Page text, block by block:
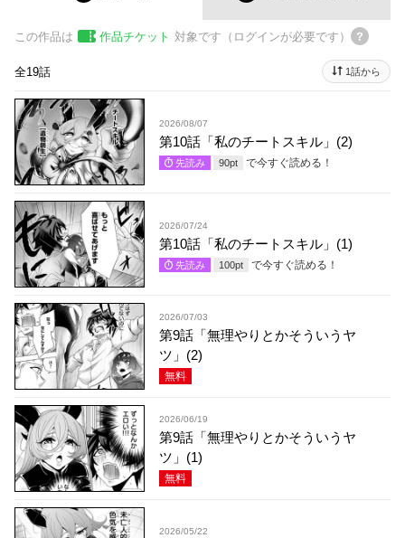
この作品は 作品チケット 対象です（ログインが必要です）
全19話 1話から
2026/08/07
第10話「私のチートスキル」(2)
先読み 90pt で今すぐ読める！
2026/07/24
第10話「私のチートスキル」(1)
先読み 100pt で今すぐ読める！
2026/07/03
第9話「無理やりとかそういうヤ
ツ」(2)
無料
2026/06/19
第9話「無理やりとかそういうヤ
ツ」(1)
無料
2026/05/22